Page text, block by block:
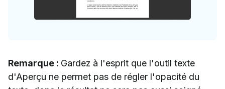
Remarque : Gardez à l'esprit que l'outil texte
d'Aperçu ne permet pas de régler l'opacité du